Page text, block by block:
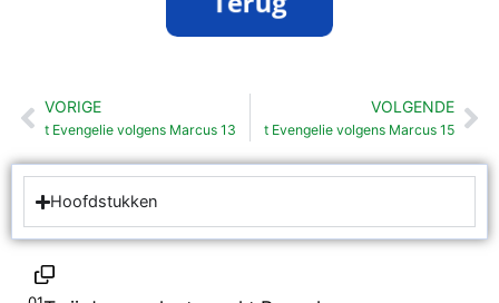
Vorige
VORIGE
t Evengelie volgens Marcus 13
VOLGENDE
t Evengelie volgens Marcus 15
Hoofdstukken